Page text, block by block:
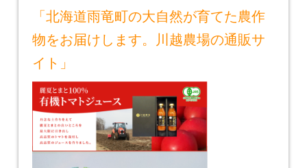
「北海道雨竜町の大自然が育てた農作
物をお届けします。川越農場の通販サ
イト」